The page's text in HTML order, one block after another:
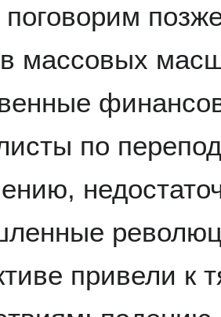
массовых
по
привели